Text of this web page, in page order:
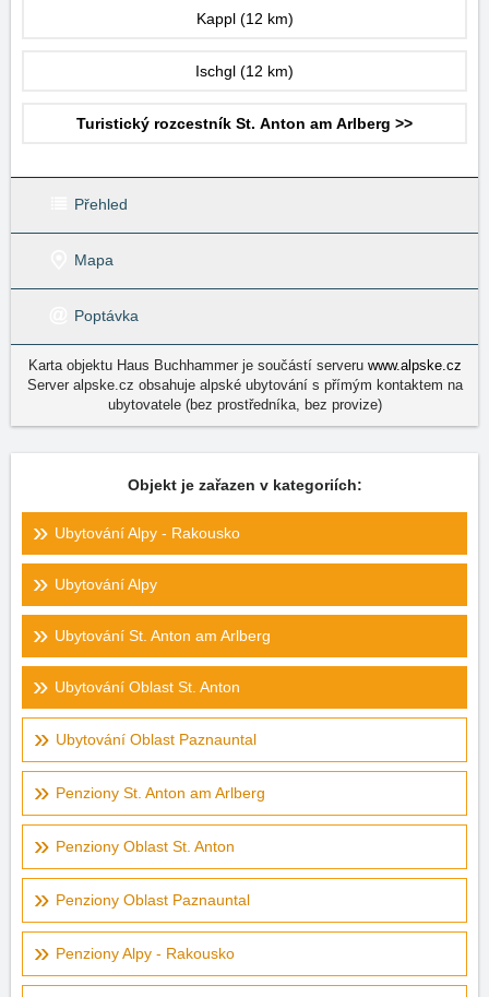
Kappl (12 km)
Ischgl (12 km)
Turistický rozcestník St. Anton am Arlberg >>
Přehled
Mapa
Poptávka
Karta objektu Haus Buchhammer je součástí serveru www.alpske.cz
Server alpske.cz obsahuje alpské ubytování s přímým kontaktem na
ubytovatele (bez prostředníka, bez provize)
Objekt je zařazen v kategoriích:
Ubytování Alpy - Rakousko
Ubytování Alpy
Ubytování St. Anton am Arlberg
Ubytování Oblast St. Anton
Ubytování Oblast Paznauntal
Penziony St. Anton am Arlberg
Penziony Oblast St. Anton
Penziony Oblast Paznauntal
Penziony Alpy - Rakousko